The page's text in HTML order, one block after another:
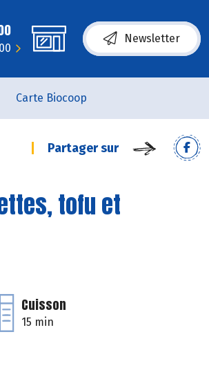
Newsletter
Carte Biocoop
Partager sur
tofu et
Cuisson
15 min